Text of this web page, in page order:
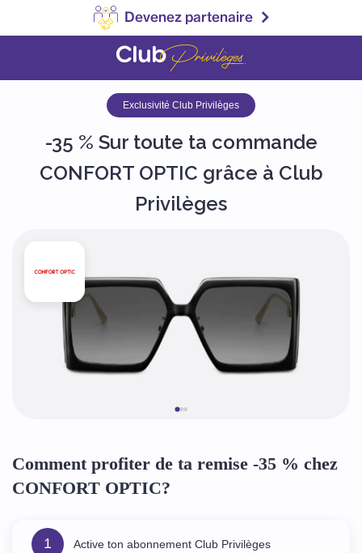
Devenez partenaire
Exclusivité Club Privilèges
-35 % Sur toute ta commande
CONFORT OPTIC grâce à Club
Privilèges
Comment profiter de ta remise -35 % chez
CONFORT OPTIC?
1 Active ton abonnement Club Privilèges